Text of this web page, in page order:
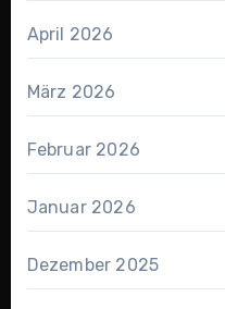
April 2026
März 2026
Februar 2026
Januar 2026
Dezember 2025